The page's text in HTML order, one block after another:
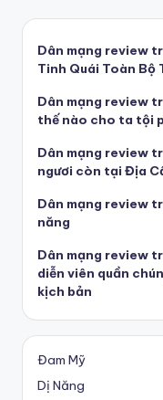
Dân mạng review
Tinh Quái Toàn Bộ
Dân mạng review
thế nào cho ta tội
Dân mạng review
ngươi còn tại Địa
Dân mạng review
năng
Dân mạng review
diễn viên quần
kịch bản
Đam Mỹ
Dị Năng